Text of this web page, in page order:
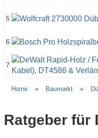
5
6
7
Home » Baumarkt »
Ratgeber für